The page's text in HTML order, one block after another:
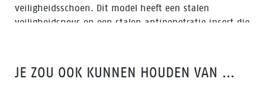
veiligheidsschoen. Dit model heeft een stalen
veiligheidsneus en een stalen antipenetratie insert die
met een zool van PU/PU materiaal en een Bata Cool
Comfort®-voering. De ACT116 valt binnen de S3
JE ZOU OOK KUNNEN HOUDEN VAN …